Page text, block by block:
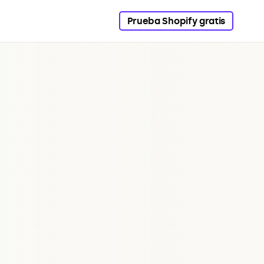
Prueba Shopify gratis